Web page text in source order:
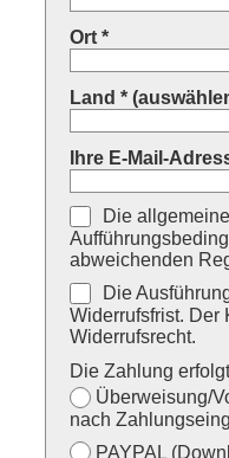
Ort *
Land *
Ihre E-Mail-
Die
abweichenden
Die
Widerrufsfrist. Der
Widerrufsrecht.
Die Zahlung
Überweisung/
nach
PAYPAL